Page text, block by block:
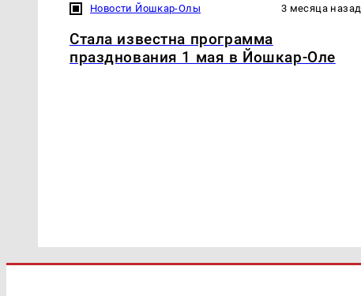
Новости Йошкар-Олы 3 месяца назад
Стала известна программа
празднования 1 мая в Йошкар-Оле